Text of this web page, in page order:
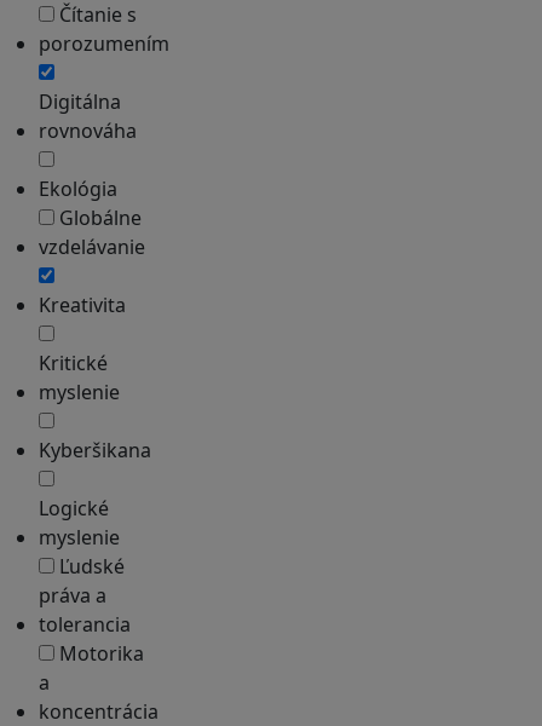
Čítanie s
porozumením
Digitálna
rovnováha
Ekológia
Globálne
vzdelávanie
Kreativita
Kritické
myslenie
Kyberšikana
Logické
myslenie
Ľudské
práva a
tolerancia
Motorika
a
koncentrácia